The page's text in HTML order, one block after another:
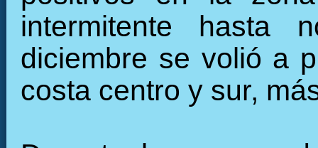
intermitente hasta
diciembre se volió a
costa centro y sur,